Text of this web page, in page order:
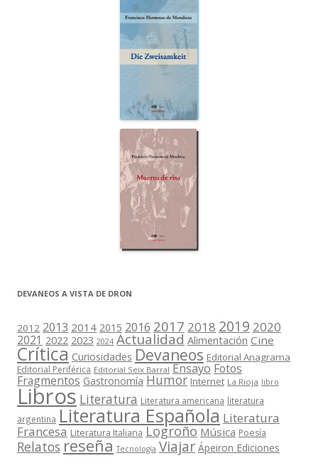
DEVANEOS A VISTA DE DRON
2012 2013 2014 2015 2016 2017 2018 2019 2020
2021 2022 2023 2024 Actualidad Alimentación Cine
Crítica Curiosidades Devaneos Editorial Anagrama
Editorial Periférica Editorial Seix Barral Ensayo Fotos
Fragmentos Gastronomía Humor Internet La Rioja libro
Libros Literatura Literatura americana literatura
argentina Literatura Española Literatura
Francesa Literatura Italiana Logroño Música Poesía
Relatos reseña Tecnología Viajar Ápeiron Ediciones